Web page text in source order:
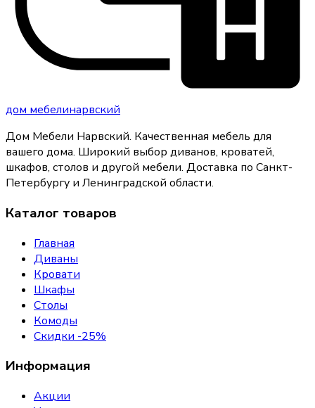
дом мебелинарвский
Дом Мебели Нарвский. Качественная мебель для
вашего дома. Широкий выбор диванов, кроватей,
шкафов, столов и другой мебели. Доставка по Санкт-
Петербургу и Ленинградской области.
Каталог товаров
Главная
Диваны
Кровати
Шкафы
Столы
Комоды
Скидки -25%
Информация
Акции